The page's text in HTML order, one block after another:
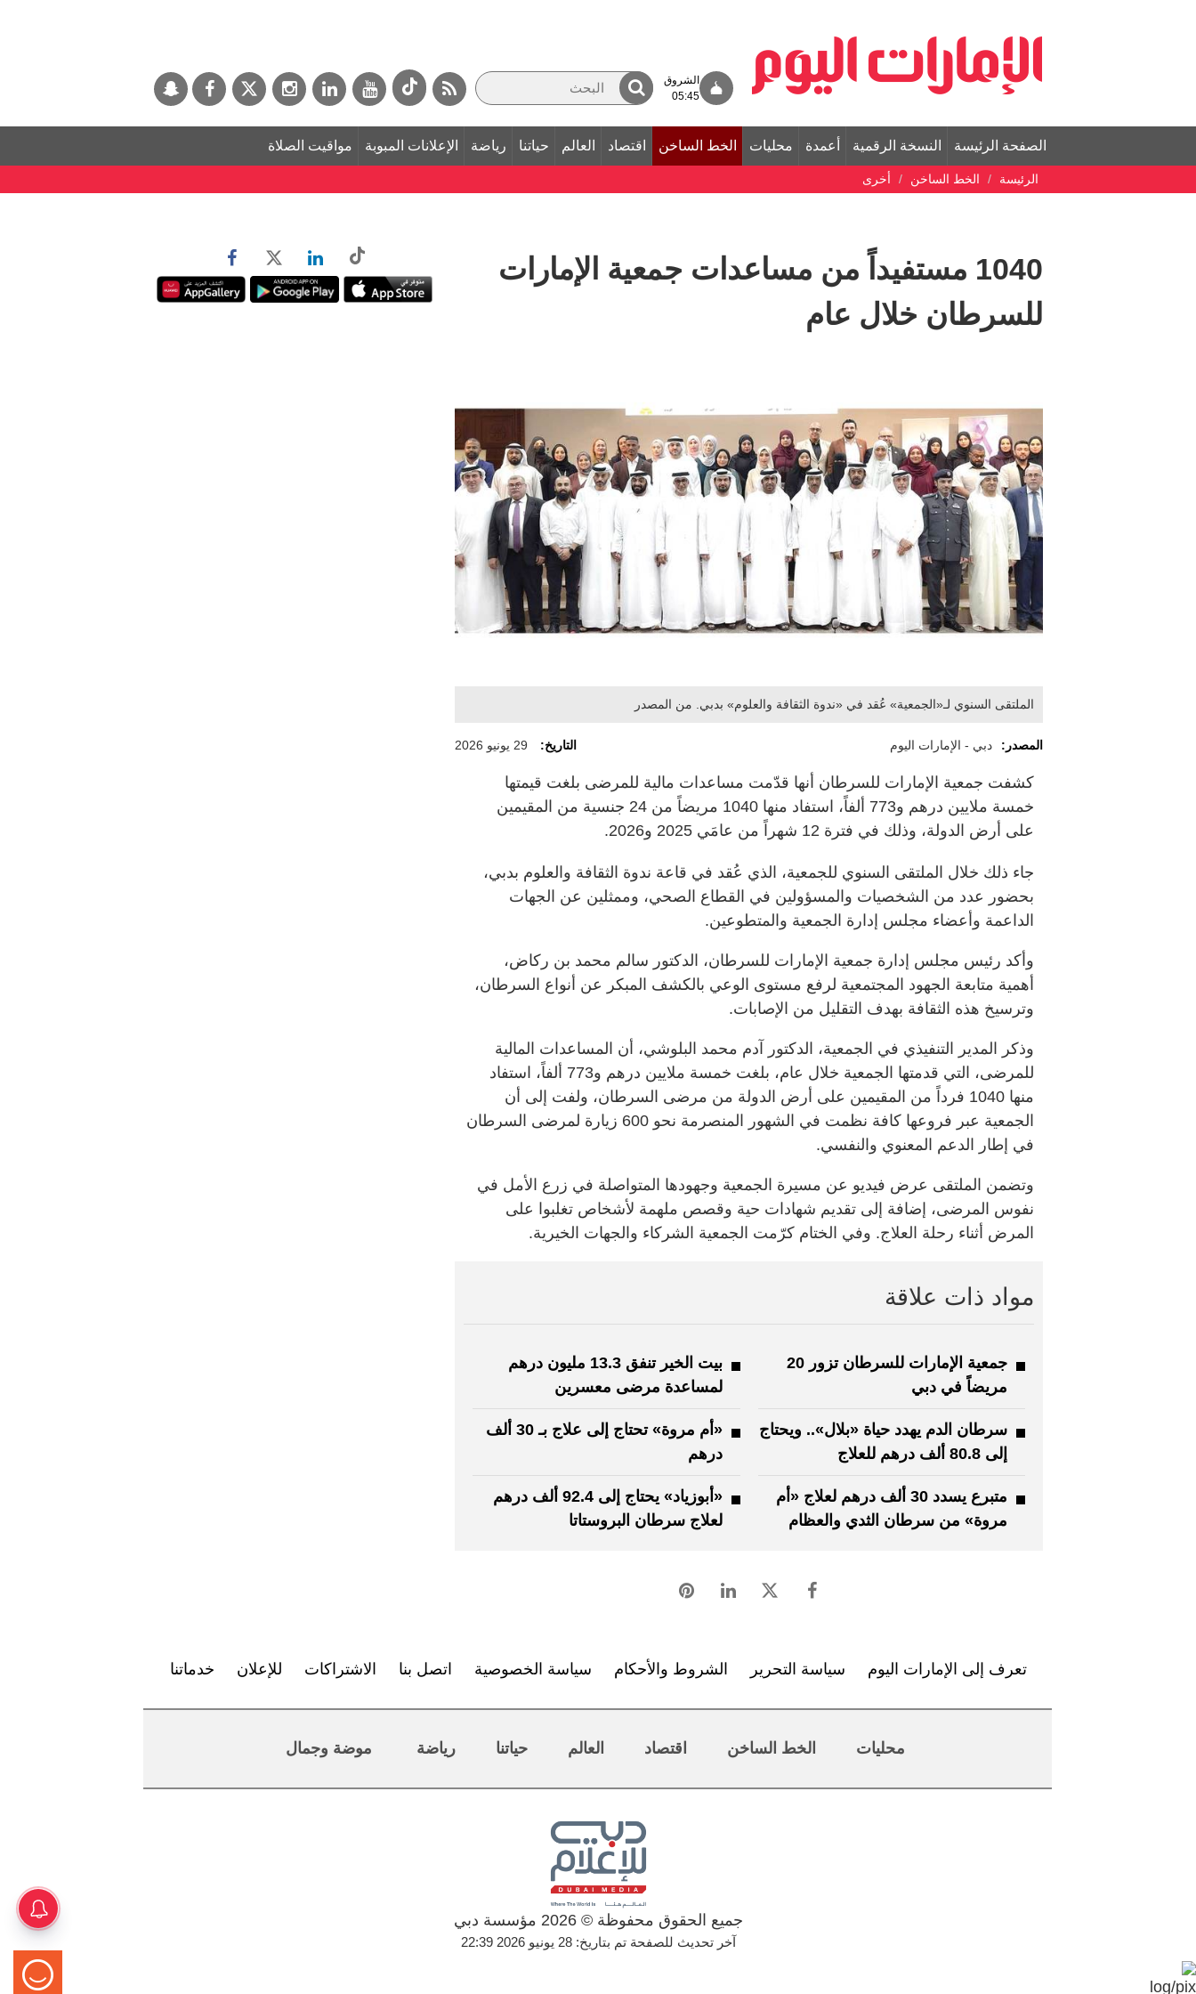
الشروق
05:45
الصفحة الرئيسة النسخة الرقمية أعمدة محليات الخط الساخن اقتصاد العالم حياتنا رياضة الإعلانات المبوبة مواقيت الصلاة
الرئيسة الخط الساخن أخرى
1040 مستفيداً من مساعدات جمعية الإمارات
للسرطان خلال عام
الملتقى السنوي لـ«الجمعية» عُقد في «ندوة الثقافة والعلوم» بدبي. من المصدر
المصدر: دبي - الإمارات اليوم التاريخ: 29 يونيو 2026
كشفت جمعية الإمارات للسرطان أنها قدّمت مساعدات مالية للمرضى بلغت قيمتها
خمسة ملايين درهم و773 ألفاً، استفاد منها 1040 مريضاً من 24 جنسية من المقيمين
على أرض الدولة، وذلك في فترة 12 شهراً من عامَي 2025 و2026.
جاء ذلك خلال الملتقى السنوي للجمعية، الذي عُقد في قاعة ندوة الثقافة والعلوم بدبي،
بحضور عدد من الشخصيات والمسؤولين في القطاع الصحي، وممثلين عن الجهات
الداعمة وأعضاء مجلس إدارة الجمعية والمتطوعين.
وأكد رئيس مجلس إدارة جمعية الإمارات للسرطان، الدكتور سالم محمد بن ركاض،
أهمية متابعة الجهود المجتمعية لرفع مستوى الوعي بالكشف المبكر عن أنواع السرطان،
وترسيخ هذه الثقافة بهدف التقليل من الإصابات.
وذكر المدير التنفيذي في الجمعية، الدكتور آدم محمد البلوشي، أن المساعدات المالية
للمرضى، التي قدمتها الجمعية خلال عام، بلغت خمسة ملايين درهم و773 ألفاً، استفاد
منها 1040 فرداً من المقيمين على أرض الدولة من مرضى السرطان، ولفت إلى أن
الجمعية عبر فروعها كافة نظمت في الشهور المنصرمة نحو 600 زيارة لمرضى السرطان
في إطار الدعم المعنوي والنفسي.
وتضمن الملتقى عرض فيديو عن مسيرة الجمعية وجهودها المتواصلة في زرع الأمل في
نفوس المرضى، إضافة إلى تقديم شهادات حية وقصص ملهمة لأشخاص تغلبوا على
المرض أثناء رحلة العلاج. وفي الختام كرّمت الجمعية الشركاء والجهات الخيرية.
مواد ذات علاقة
جمعية الإمارات للسرطان تزور 20
مريضاً في دبي
بيت الخير تنفق 13.3 مليون درهم
لمساعدة مرضى معسرين
سرطان الدم يهدد حياة «بلال».. ويحتاج
إلى 80.8 ألف درهم للعلاج
«أم مروة» تحتاج إلى علاج بـ 30 ألف
درهم
متبرع يسدد 30 ألف درهم لعلاج «أم
مروة» من سرطان الثدي والعظام
«أبوزياد» يحتاج إلى 92.4 ألف درهم
لعلاج سرطان البروستاتا
تعرف إلى الإمارات اليوم سياسة التحرير الشروط والأحكام سياسة الخصوصية اتصل بنا الاشتراكات للإعلان خدماتنا
محليات الخط الساخن اقتصاد العالم حياتنا رياضة موضة وجمال
جميع الحقوق محفوظة © 2026 مؤسسة دبي
آخر تحديث للصفحة تم بتاريخ: 28 يونيو 2026 22:39